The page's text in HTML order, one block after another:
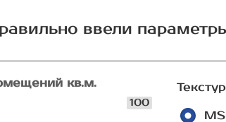
ввели
кв.м.
100